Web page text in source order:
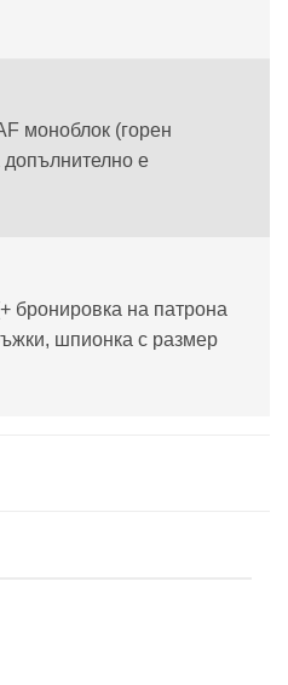
моноблок (горен
допълнително е
бронировка на патрона
шпионка с размер